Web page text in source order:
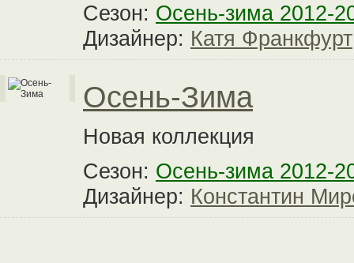
Сезон: Осень-зима 2012-
Дизайнер: Катя Франкфурт
Осень-Зима
Новая коллекция
Сезон: Осень-зима 2012-
Дизайнер: Константин